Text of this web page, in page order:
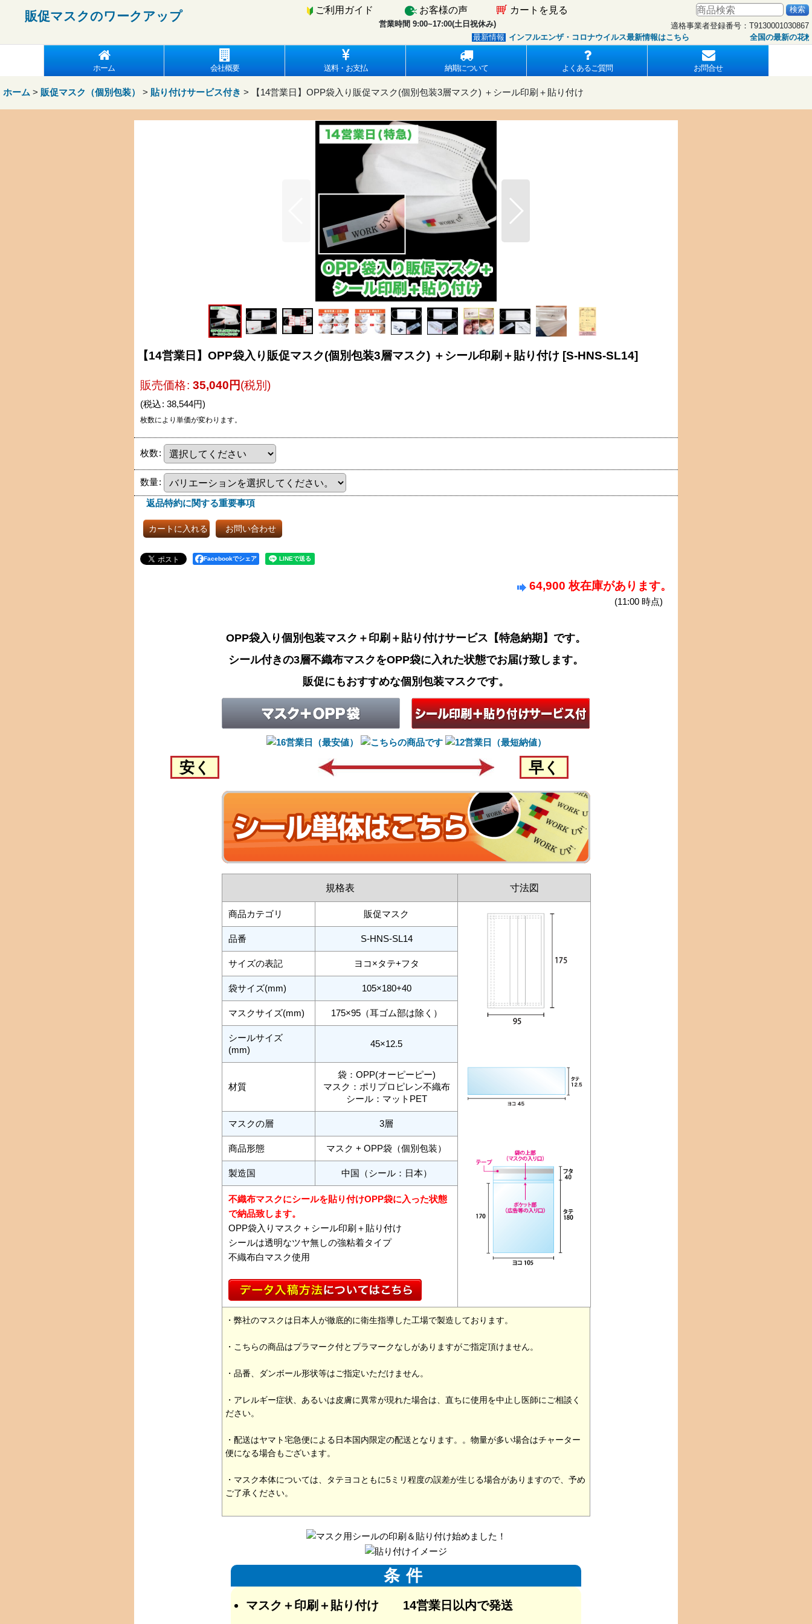
販促マスクのワークアップ ご利用ガイド お客様の声 カートを見る
営業時間 9:00~17:00(土日祝休み)
適格事業者登録番号：T9130001030867
インフルエンザ・コロナウイルス最新情報はこちら 全国の最新の花粉情報はこ
ホーム 会社概要 送料・お支払 納期について よくあるご質問 お問合せ
ホーム > 販促マスク（個別包装） > 貼り付けサービス付き > 【14営業日】OPP袋入り販促マスク(個別包装3層マスク) ＋シール印刷＋貼り付け
【14営業日】OPP袋入り販促マスク(個別包装3層マスク) ＋シール印刷＋貼り付け [S-HNS-SL14]
販売価格: 35,040 円(税別)
(税込: 38,544円)
枚数により単価が変わります。
枚数:
数量:
返品特約に関する重要事項
カートに入れる お問い合わせ
Facebookでシェア
64,900 枚在庫があります。
(11:00 時点)
OPP袋入り個別包装マスク＋印刷＋貼り付けサービス【特急納期】です。
シール付きの3層不織布マスクをOPP袋に入れた状態でお届け致します。
販促にもおすすめな個別包装マスクです。
安く 早く
規格表 寸法図
商品カテゴリ 販促マスク
品番 S-HNS-SL14
サイズの表記 ヨコ×タテ+フタ
袋サイズ(mm) 105×180+40
マスクサイズ(mm) 175×95（耳ゴム部は除く）
シールサイズ
(mm)
45×12.5
材質
袋：OPP(オーピーピー)
マスク：ポリプロピレン不織布
シール：マットPET
マスクの層 3層
商品形態 マスク + OPP袋（個別包装）
製造国 中国（シール：日本）
不織布マスクにシールを貼り付けOPP袋に入った状態
で納品致します。
OPP袋入りマスク＋シール印刷＋貼り付け
シールは透明なツヤ無しの強粘着タイプ
不織布白マスク使用
・弊社のマスクは日本人が徹底的に衛生指導した工場で製造しております。
・こちらの商品はプラマーク付とプラマークなしがありますがご指定頂けません。
・品番、ダンボール形状等はご指定いただけません。
・アレルギー症状、あるいは皮膚に異常が現れた場合は、直ちに使用を中止し医師にご相談く
ださい。
・配送はヤマト宅急便による日本国内限定の配送となります。。物量が多い場合はチャーター
便になる場合もございます。
・マスク本体については、タテヨコともに5ミリ程度の誤差が生じる場合がありますので、予め
ご了承ください。
条件
マスク＋印刷＋貼り付け 14営業日以内で発送